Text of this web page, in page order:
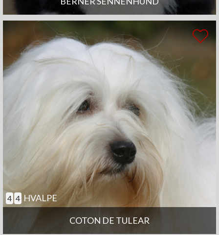
COTON DE TULEAR
4 4 HVALPE